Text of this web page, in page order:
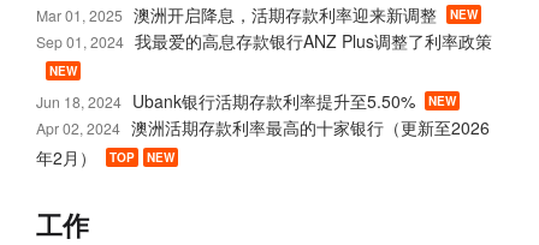
Mar 01, 2025 澳洲开启降息，活期存款利率迎来新调整 NEW
Sep 01, 2024 我最爱的高息存款银行ANZ Plus调整了利率政策
NEW
Jun 18, 2024 Ubank银行活期存款利率提升至5.50% NEW
Apr 02, 2024 澳洲活期存款利率最高的十家银行（更新至2026
年2月）
TOP NEW
工作